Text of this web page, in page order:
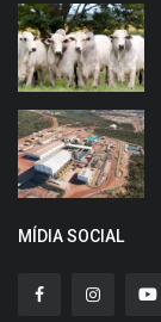
MÍDIA SOCIAL